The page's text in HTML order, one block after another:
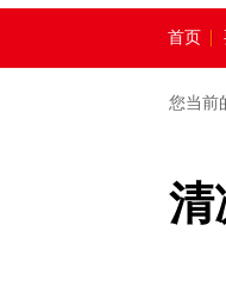
首页
您当前
清